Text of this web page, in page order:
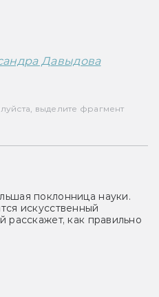
Давыдова
выделите фрагмент
поклонница науки.
искусственный
расскажет, как правильно